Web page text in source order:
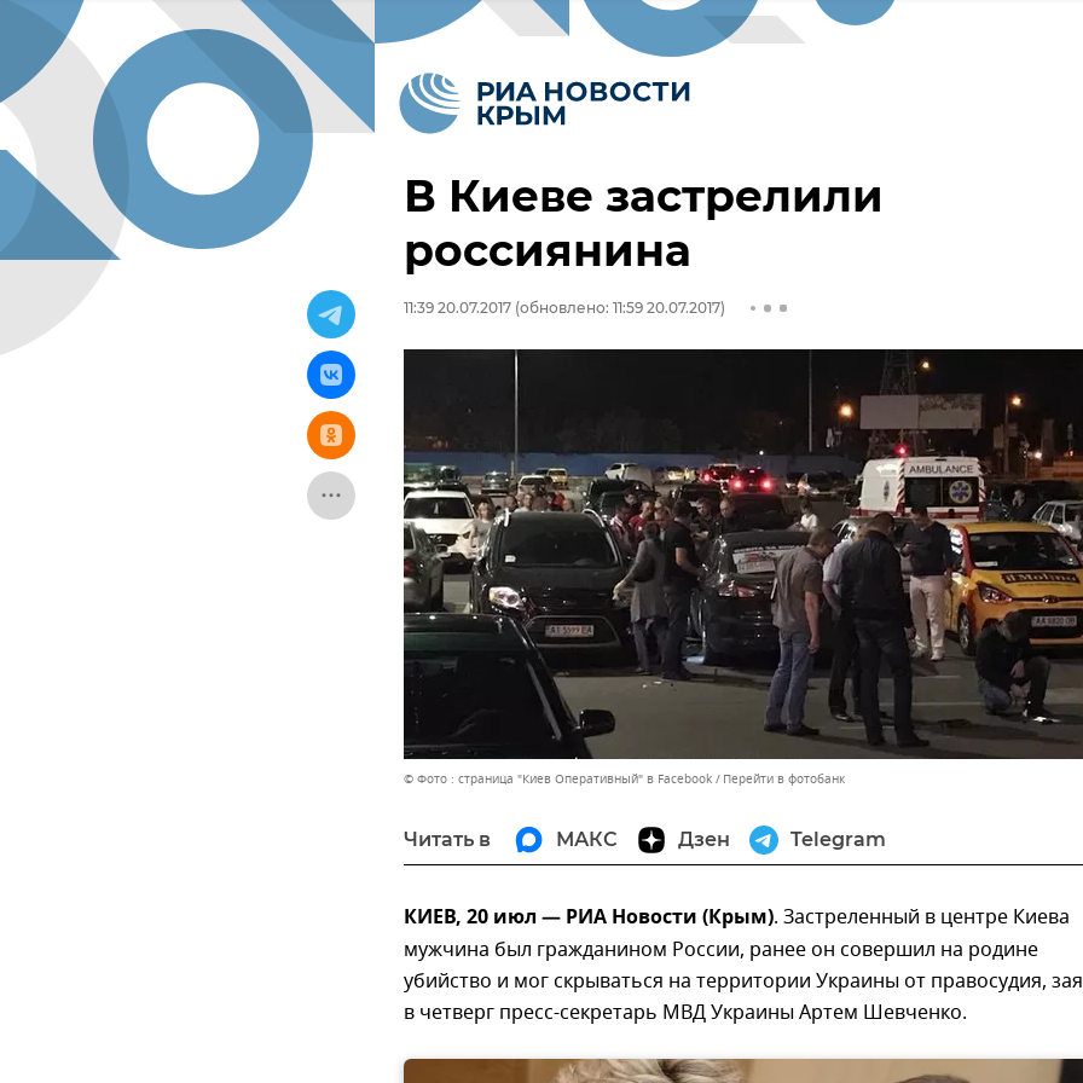
В Киеве застрелили
россиянина
11:39 20.07.2017 (обновлено: 11:59 20.07.2017)
© Фото : страница "Киев Оперативный" в Facebook Перейти в фотобанк
Читать в МАКС Дзен Telegram
КИЕВ, 20 июл — РИА Новости (Крым). Застреленный в центре Киева
мужчина был гражданином России, ранее он совершил на родине
убийство и мог скрываться на территории Украины от правосудия,
в четверг пресс-секретарь МВД Украины Артем Шевченко.